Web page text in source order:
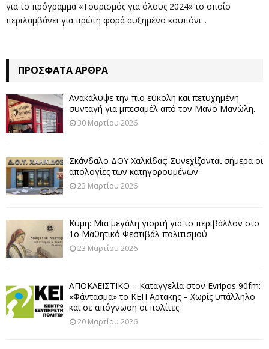
για το πρόγραμμα «Τουρισμός για όλους 2024» το οποίο
περιλαμβάνει για πρώτη φορά αυξημένο κουπόνι...
ΠΡΌΣΦΑΤΑ ΆΡΘΡΑ
Ανακάλυψε την πιο εύκολη και πετυχημένη
συνταγή για μπεσαμέλ από τον Μάνο Μανώλη.
30 Μαρτίου 2026
Σκάνδαλο ΔΟΥ Χαλκίδας: Συνεχίζονται σήμερα οι
απολογίες των κατηγορουμένων
23 Μαρτίου 2026
Κύμη: Μια μεγάλη γιορτή για το περιβάλλον στο
1ο Μαθητικό Φεστιβάλ πολιτισμού
23 Μαρτίου 2026
ΑΠΟΚΛΕΙΣΤΙΚΟ – Καταγγελία στον Evripos 90fm:
«Φάντασμα» το ΚΕΠ Αρτάκης – Χωρίς υπάλληλο
και σε απόγνωση οι πολίτες
20 Μαρτίου 2026